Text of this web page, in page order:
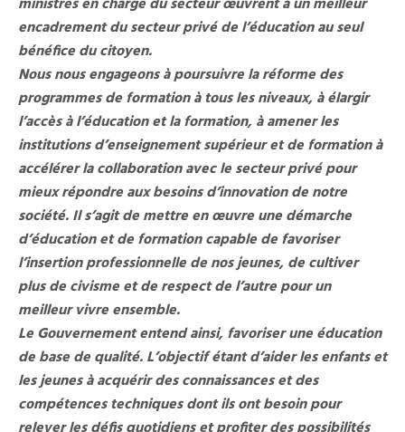
encadrement du secteur privé de l’éducation au seul
bénéfice du citoyen.
Nous nous engageons à poursuivre la réforme des
programmes de formation à tous les niveaux, à élargir
l’accès à l’éducation et la formation, à amener les
institutions d’enseignement supérieur et de formation à
accélérer la collaboration avec le secteur privé pour
mieux répondre aux besoins d’innovation de notre
société. Il s’agit de mettre en œuvre une démarche
d’éducation et de formation capable de favoriser
l’insertion professionnelle de nos jeunes, de cultiver
plus de civisme et de respect de l’autre pour un
meilleur vivre ensemble.
Le Gouvernement entend ainsi, favoriser une éducation
de base de qualité. L’objectif étant d’aider les enfants et
les jeunes à acquérir des connaissances et des
compétences techniques dont ils ont besoin pour